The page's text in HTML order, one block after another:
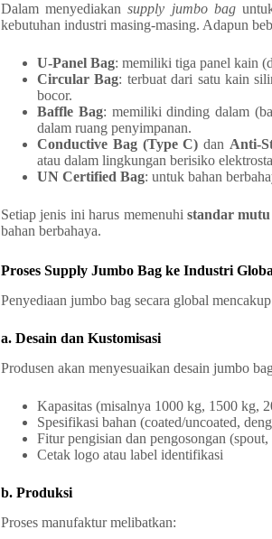
Dalam menyediakansupply jumbo bag
kebutuhan industri masing-masing. Adapun
U-Panel Bag: memiliki tiga panel kain
Circular Bag: terbuat dari satu kain
bocor.
Baffle Bag: memiliki dinding dalam
dalam ruang penyimpanan.
Conductive Bag (Type C) dan Anti-
atau dalam lingkungan berisiko
UN Certified Bag: untuk bahan
Setiap jenis ini harus memenuhi standar
bahan berbahaya.
Proses Supply Jumbo Bag ke Industri
Penyediaan jumbo bag secara global
a. Desain dan Kustomisasi
Produsen akan menyesuaikan desain jumbo
Kapasitas (misalnya 1000 kg, 1500 kg,
Spesifikasi bahan (coated/uncoated,
Fitur pengisian dan pengosongan
Cetak logo atau label identifikasi
b. Produksi
Proses manufaktur melibatkan: